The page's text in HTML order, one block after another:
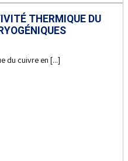
THERMIQUE DU
du cuivre en [...]